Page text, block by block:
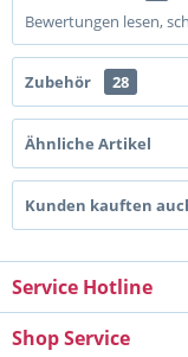
Bewertungen lesen,
Zubehör 28
Ähnliche Artikel
Kunden kauften
Service Hotline
Shop Service